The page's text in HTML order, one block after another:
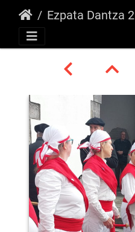
Ezpata Dantza 2024, Bixintxo Festa